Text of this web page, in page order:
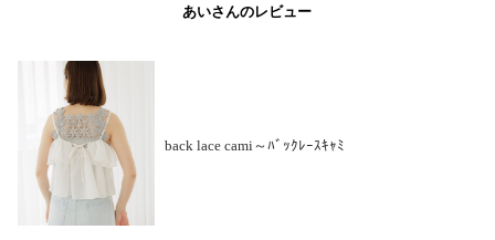
あいさんのレビュー
back lace cami～ﾊﾞｯｸﾚｰｽｷｬﾐ